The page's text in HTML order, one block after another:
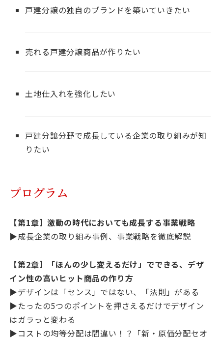
戸建分譲の独自のブランドを築いていきたい
売れる戸建分譲商品が作りたい
土地仕入れを強化したい
戸建分譲分野で成長している企業の取り組みが知
りたい
プログラム
【第1章】激動の時代においても成長する事業戦略
▶成長企業の取り組み事例、事業戦略を徹底解説
【第2章】「ほんの少し変えるだけ」でできる、デザ
イン性の高いヒット商品の作り方
▶デザインは「センス」ではない、「法則」がある
▶たったの5つのポイントを押さえるだけでデザイン
はガラっと変わる
▶コストの均等分配は間違い！？「新・原価分配セオ